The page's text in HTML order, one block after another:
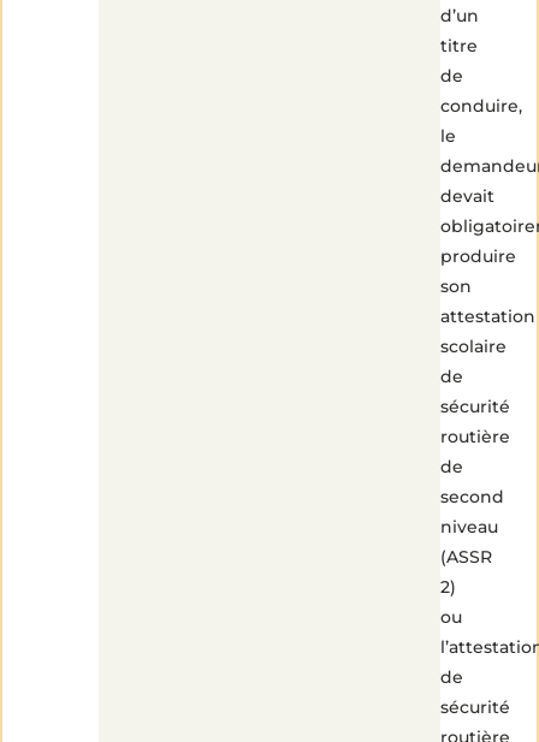
d’un
titre
de
conduire,
le
devait
produire
son
attestation
scolaire
de
sécurité
routière
de
second
niveau
(ASSR
2)
ou
de
sécurité
routière